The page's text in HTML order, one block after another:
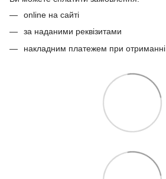
online на сайті
за наданими реквізитами
накладним платежем при отриманні